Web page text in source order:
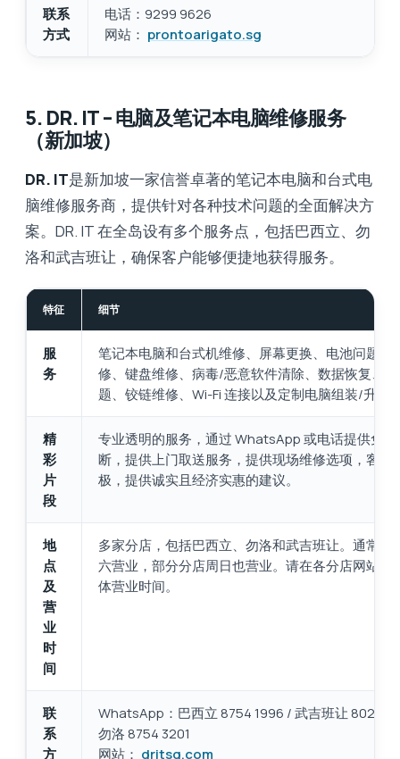
联系
方式
电话：9299 9626
网站： prontoarigato.sg
5. DR. IT – 电脑及笔记本电脑维修服务
（新加坡）
DR. IT是新加坡一家信誉卓著的笔记本电脑和台式电
脑维修服务商，提供针对各种技术问题的全面解决方
案。DR. IT 在全岛设有多个服务点，包括巴西立、勿
洛和武吉班让，确保客户能够便捷地获得服务。
特征 细节
服
务
笔记本电脑和台式机维修、屏幕更换、电池问题、
修、键盘维修、病毒/恶意软件清除、数据恢复、
题、铰链维修、Wi-Fi 连接以及定制电脑组装/升级
精
彩
片
段
专业透明的服务，通过 WhatsApp 或电话提供免
断，提供上门取送服务，提供现场维修选项，客户
极，提供诚实且经济实惠的建议。
地
点
及
营
业
时
间
多家分店，包括巴西立、勿洛和武吉班让。通常周
六营业，部分分店周日也营业。请在各分店网站上
体营业时间。
联
系
方
WhatsApp：巴西立 8754 1996 / 武吉班让 8022
勿洛 8754 3201
网站： dritsg.com